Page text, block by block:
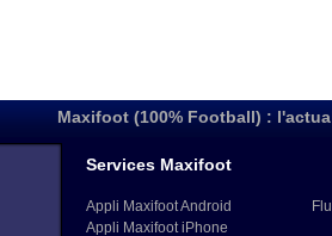
Maxifoot (100% Football) :
Services Maxifoot
Appli Maxifoot Android
Appli Maxifoot iPhone